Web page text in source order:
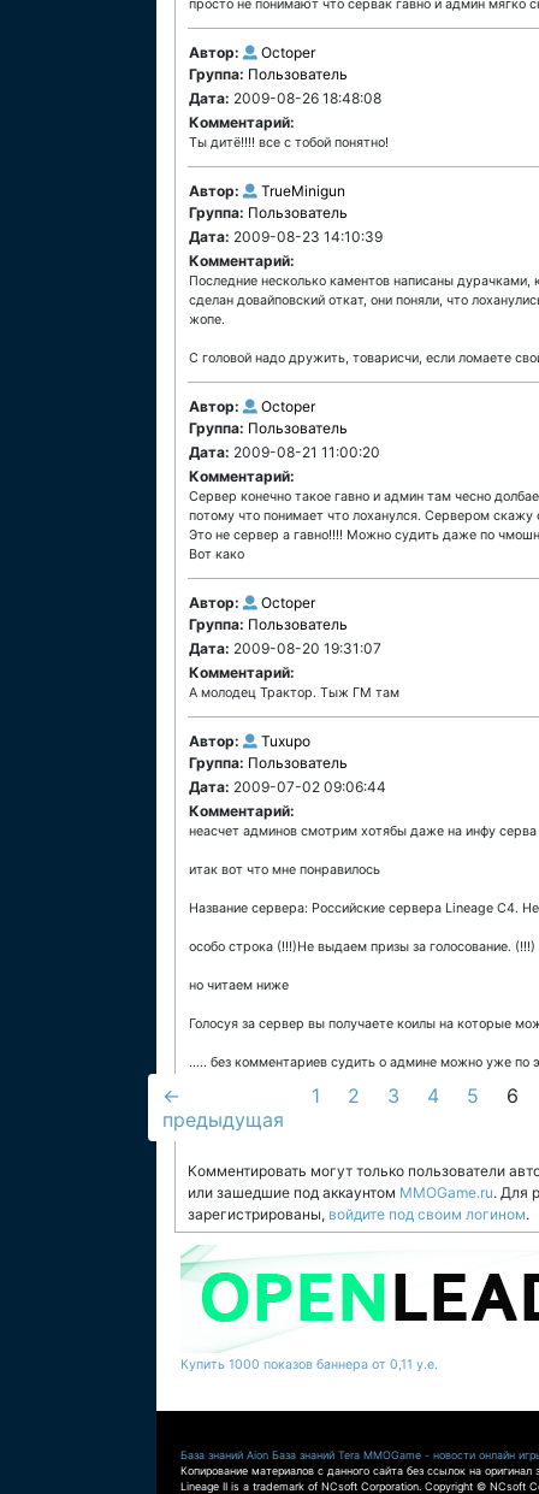
просто не понимают что сервак гавно и админ мягко
Автор:
Octoper
Группа: Пользователь
Дата: 2009-08-26 18:48:08
Комментарий:
Ты дитё!!!! все с тобой понятно!
Автор:
TrueMinigun
Группа: Пользователь
Дата: 2009-08-23 14:10:39
Комментарий:
Последние несколько каментов написаны
сделан довайповский откат, они поняли, что
жопе.
С головой надо дружить, товарисчи, если ломаете
Автор:
Octoper
Группа: Пользователь
Дата: 2009-08-21 11:00:20
Комментарий:
Сервер конечно такое гавно и админ там чесно
потому что понимает что лоханулся. Сервером
Это не сервер а гавно!!!! Можно судить даже по
Вот како
Автор:
Octoper
Группа: Пользователь
Дата: 2009-08-20 19:31:07
Комментарий:
А молодец Трактор. Тыж ГМ там
Автор:
Tuxupo
Группа: Пользователь
Дата: 2009-07-02 09:06:44
Комментарий:
неасчет админов смотрим хотябы даже на инфу серва
итак вот что мне понравилось
Название сервера: Российские сервера Lineage C4.
особо строка (!!!)Не выдаем призы за голосование. (!!!)
но читаем ниже
Голосуя за сервер вы получаете коилы на которые
..... без комментариев судить о админе можно уже по
←
предыдущая
1 2 3 4 5 6
Комментировать могут только пользователи
или зашедшие под аккаунтом MMOGame.ru. Для
зарегистрированы, войдите под своим логином.
Купить 1000 показов баннера от 0,11 у.е.
База знаний Aion База знаний Tera MMOGame - новости онлайн
Копирование материалов с данного сайта без ссылок на оригинал
Lineage II is a trademark of NCsoft Corporation. Copyright © NCsoft